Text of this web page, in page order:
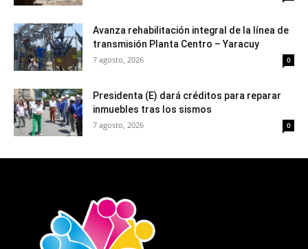
Avanza rehabilitación integral de la línea de
transmisión Planta Centro – Yaracuy
7 agosto, 2026 0
Presidenta (E) dará créditos para reparar
inmuebles tras los sismos
7 agosto, 2026 0